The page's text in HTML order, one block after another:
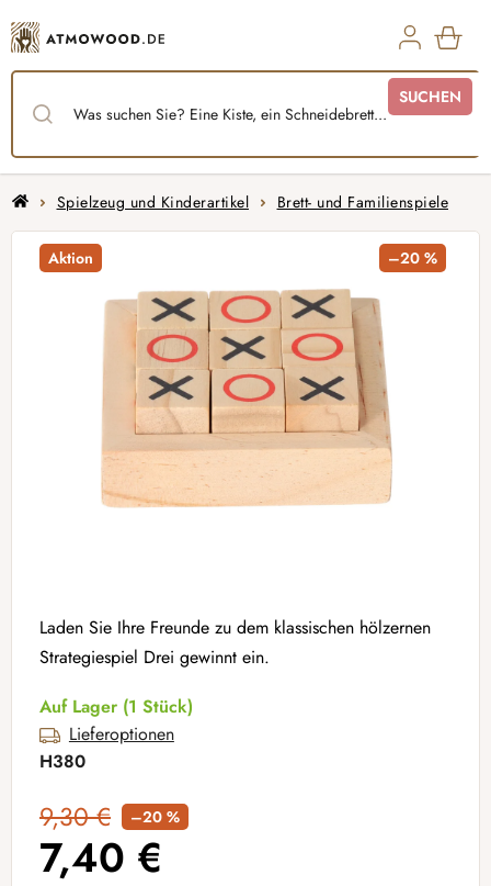
Inhalt
springen
SUCHEN
StartseiteSpielzeug und Kinderartikel Brett- und Familienspiele
Laden Sie Ihre Freunde zu dem klassischen hölzernen
Strategiespiel Drei gewinnt ein.
Auf Lager (1 Stück)
Lieferoptionen
H380
9,30 € –20 %
7,40 €
Aktion –20 %